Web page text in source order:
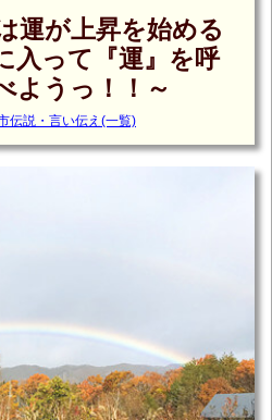
運が上昇を始める
入って『運』を呼
ようっ！！～
伝説・言い伝え(一覧)